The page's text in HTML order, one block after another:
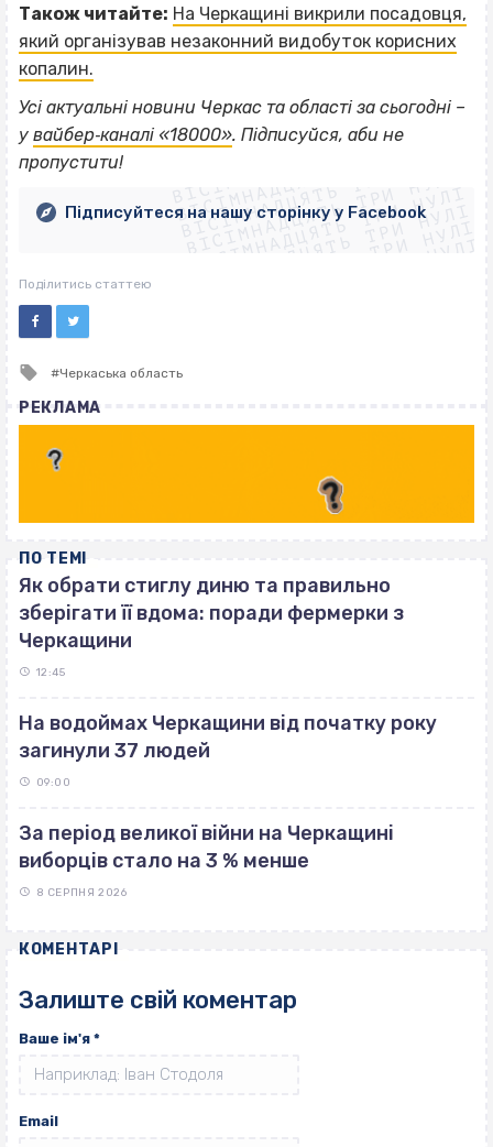
Також читайте: На Черкащині викрили посадовця,
який організував незаконний видобуток корисних
копалин.
Усі актуальні новини Черкас та області за сьогодні –
у вайбер‐каналі «18000». Підписуйся, аби не
пропустити!
ВІСІМНАДЦЯТЬ ТРИ НУЛІ
ВІСІМНАДЦЯТЬ ТРИ НУЛІ
ВІСІМНАДЦЯТЬ ТРИ НУЛІ
ВІСІМНАДЦЯТЬ ТРИ НУЛІ
ВІСІМНАДЦЯТЬ ТРИ НУЛІ
ВІСІМНАДЦЯТЬ ТРИ НУЛІ
ВІСІМНАДЦЯТЬ ТРИ НУЛІ
ВІСІМНАДЦЯТЬ ТРИ НУЛІ
Підписуйтеся на нашу сторінку у Facebook
Поділитись статтею
Tagged
Черкаська область
РЕКЛАМА
ПО ТЕМІ
Як обрати стиглу диню та правильно
зберігати її вдома: поради фермерки з
Черкащини
12:45
На водоймах Черкащини від початку року
загинули 37 людей
09:00
За період великої війни на Черкащині
виборців стало на 3 % менше
8 СЕРПНЯ 2026
КОМЕНТАРІ
Залиште свій коментар
Ваше ім'я *
Email